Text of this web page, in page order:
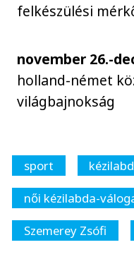
felkészülési
november 26.-
holland-német
világbajnokság
sport
női kézilabda-
Szemerey Zsófi